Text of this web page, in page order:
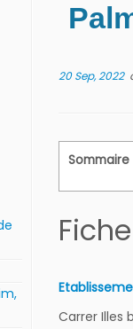
20 Sep, 2022
Sommaire
Carrer Illes